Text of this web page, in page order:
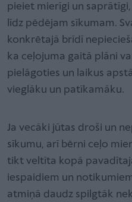
pieiet mierīgi un
līdz pēdējam sīkumam.
konkrētajā brīdī
ka ceļojuma gaitā plāni
pielāgoties un laikus
vieglāku un patīkamāku.
Ja vecāki jūtas droši un
sīkumu, arī bērni ceļo
tikt veltīta kopā
iespaidiem un
atmiņā daudz spilgtāk